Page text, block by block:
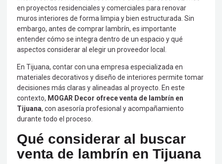
en proyectos residenciales y comerciales para renovar
muros interiores de forma limpia y bien estructurada. Sin
embargo, antes de comprar lambrín, es importante
entender cómo se integra dentro de un espacio y qué
aspectos considerar al elegir un proveedor local.
En Tijuana, contar con una empresa especializada en
materiales decorativos y diseño de interiores permite tomar
decisiones más claras y alineadas al proyecto. En este
contexto, MOGAR Decor ofrece venta de lambrín en
Tijuana, con asesoría profesional y acompañamiento
durante todo el proceso.
Qué considerar al buscar
venta de lambrín en Tijuana